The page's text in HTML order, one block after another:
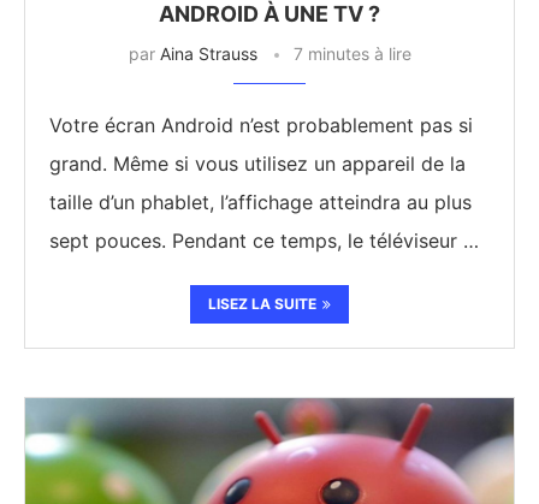
ANDROID À UNE TV ?
par Aina Strauss 7 minutes à lire
Votre écran Android n’est probablement pas si
grand. Même si vous utilisez un appareil de la
taille d’un phablet, l’affichage atteindra au plus
sept pouces. Pendant ce temps, le téléviseur …
LISEZ LA SUITE